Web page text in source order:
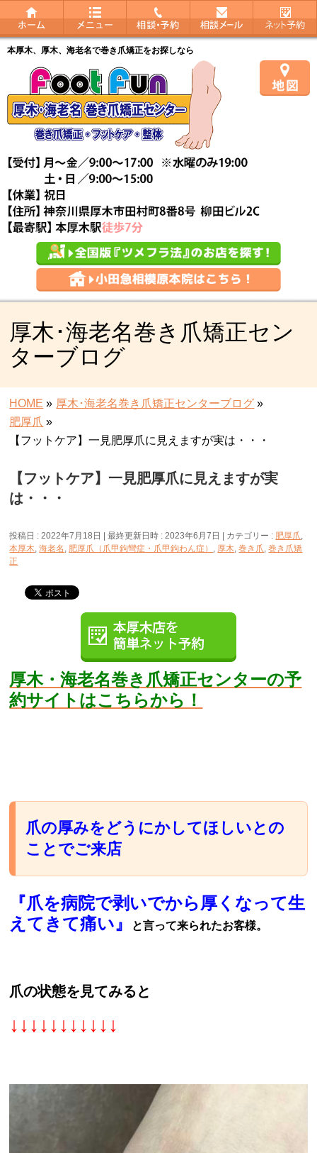
本厚木、厚木、海老名で巻き爪矯正をお探しなら
厚木･海老名巻き爪矯正セン
ターブログ
HOME » 厚木･海老名巻き爪矯正センターブログ »
肥厚爪 »
【フットケア】一見肥厚爪に見えますが実は・・・
【フットケア】一見肥厚爪に見えますが実
は・・・
投稿日 : 2022年7月18日 最終更新日時 : 2023年6月7日 カテゴリー : 肥厚爪,
本厚木,海老名 , 肥厚爪（爪甲鉤彎症・爪甲鉤わん症） , 厚木,巻き爪,巻き爪矯
正
厚木・海老名巻き爪矯正センターの予
約サイトはこちらから！
爪の厚みをどうにかしてほしいとの
ことでご来店
『爪を病院で剥いでから厚くなって生
えてきて痛い』
と言って来られたお客様。
爪の状態を見てみると
↓↓↓↓↓↓↓↓↓↓↓